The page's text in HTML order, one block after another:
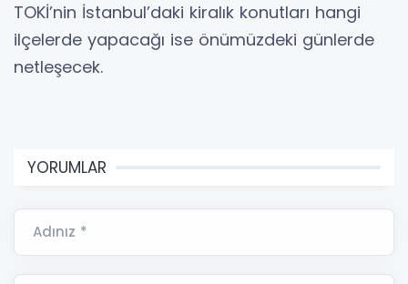
TOKİ’nin İstanbul’daki kiralık konutları hangi
ilçelerde yapacağı ise önümüzdeki günlerde
netleşecek.
YORUMLAR
Adınız *